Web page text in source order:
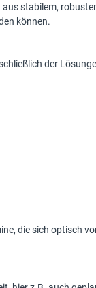
aus stabilem,
können.
der
die sich optisch